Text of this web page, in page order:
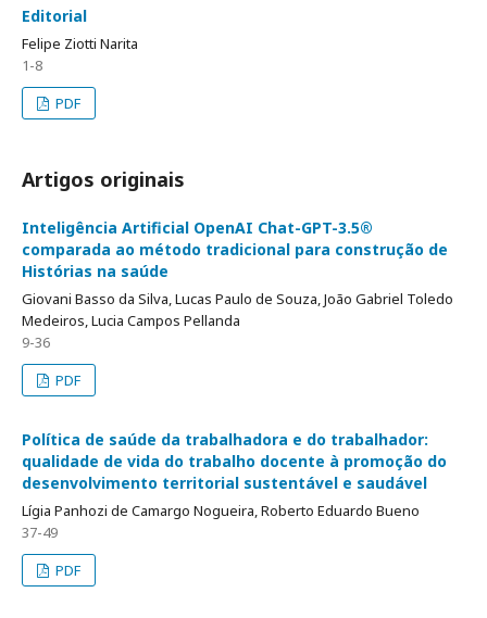
Editorial
Felipe Ziotti Narita
1-8
PDF
Artigos originais
Inteligência Artificial OpenAI Chat-GPT-3.5®
comparada ao método tradicional para construção de
Histórias na saúde
Giovani Basso da Silva, Lucas Paulo de Souza, João Gabriel Toledo
Medeiros, Lucia Campos Pellanda
9-36
PDF
Política de saúde da trabalhadora e do trabalhador:
qualidade de vida do trabalho docente à promoção do
desenvolvimento territorial sustentável e saudável
Lígia Panhozi de Camargo Nogueira, Roberto Eduardo Bueno
37-49
PDF